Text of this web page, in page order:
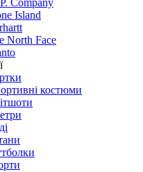
Company
Island
North Face
костюми